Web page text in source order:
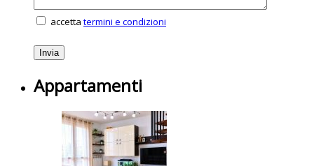
accetta termini e condizioni
Appartamenti